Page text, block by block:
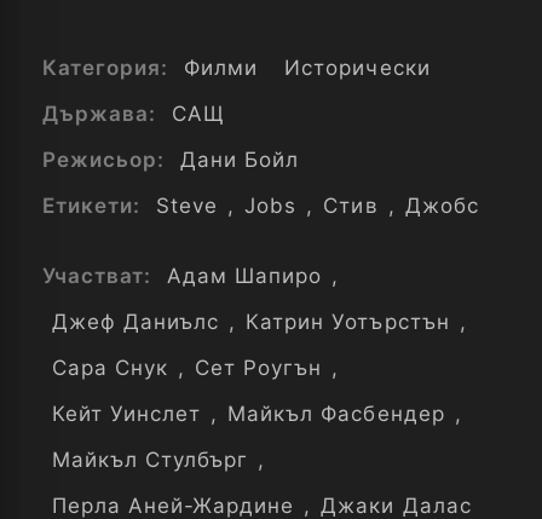
Категория: Филми
Исторически
Държава:
САЩ
Режисьор:
Дани Бойл
Етикети:
Steve , Jobs , Стив , Джобс
Участват: Адам Шапиро ,
Джеф Даниълс , Катрин Уотърстън ,
Сара Снук , Сет Роугън ,
Кейт Уинслет , Майкъл Фасбендер ,
Майкъл Стулбърг ,
Перла Аней-Жардине , Джаки Далас